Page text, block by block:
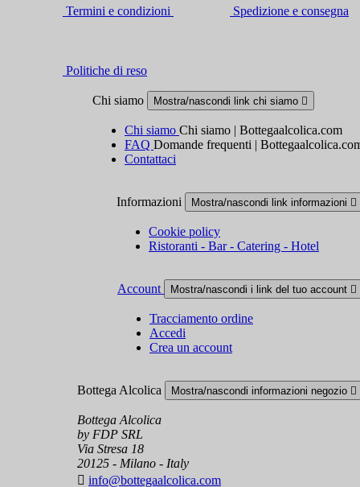
Termini e condizioni Spedizione e consegna
Politiche di reso
Chi siamo Mostra/nascondi link chi siamo 
Chi siamo Chi siamo | Bottegaalcolica.com
FAQ Domande frequenti |
Contattaci
Informazioni Mostra/nascondi link informazioni 
Cookie policy
Ristoranti - Bar - Catering - Hotel
Account Mostra/nascondi i link del tuo account 
Tracciamento ordine
Accedi
Crea un account
Bottega Alcolica Mostra/nascondi informazioni negozio 
Bottega Alcolica
by FDP SRL
Via Stresa 18
20125 - Milano - Italy
 info@bottegaalcolica.com